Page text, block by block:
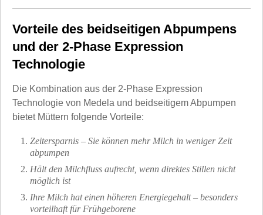
Vorteile des beidseitigen Abpumpens
und der 2-Phase Expression
Technologie
Die Kombination aus der 2-Phase Expression
Technologie von Medela und beidseitigem Abpumpen
bietet Müttern folgende Vorteile:
Zeitersparnis – Sie können mehr Milch in weniger Zeit
abpumpen
Hält den Milchfluss aufrecht, wenn direktes Stillen nicht
möglich ist
Ihre Milch hat einen höheren Energiegehalt – besonders
vorteilhaft für Frühgeborene